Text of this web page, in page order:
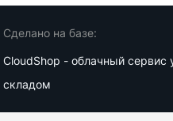
Сделано на базе:
CloudShop - облачный сервис
складом